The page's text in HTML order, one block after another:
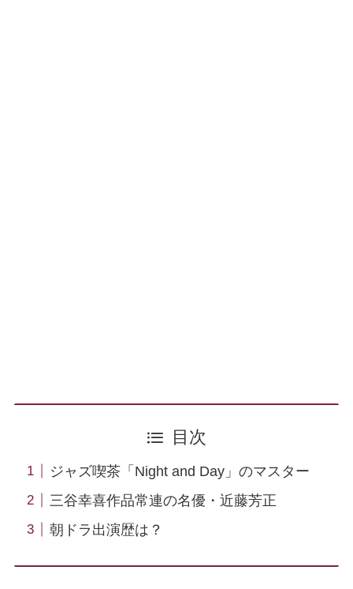
目次
ジャズ喫茶「Night and Day」のマスター
三谷幸喜作品常連の名優・近藤芳正
朝ドラ出演歴は？